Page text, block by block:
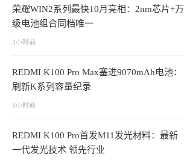
荣耀WIN2系列最快10月亮相：2nm芯片+万
级电池组合同档唯一
3小时前
REDMI K100 Pro Max塞进9070mAh电池：
刷新K系列容量纪录
4小时前
REDMI K100 Pro首发M11发光材料：最新
一代发光技术 领先行业